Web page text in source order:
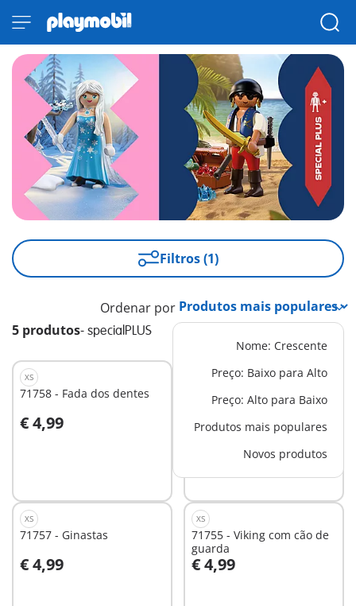
Filtros (1)
5 produtos- specialPLUS
Ordenar por
Nome: Crescente
Preço: Baixo para Alto
Preço: Alto para Baixo
Produtos mais populares
Novos produtos
XS
71758 - Fada dos dentes
€ 4,99
Ao carrinho
71759 - Mulher com
cabras
€ 4,99
Ao carrinho
XS
71757 - Ginastas
€ 4,99
Ao carrinho
XS
71755 - Viking com cão de
guarda
€ 4,99
Ao carrinho